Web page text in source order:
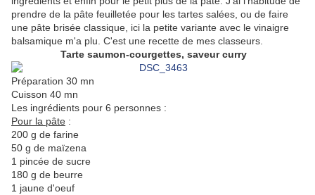
prendre de la pâte feuilletée pour les tartes salées, ou de faire
une pâte brisée classique, ici la petite variante avec le vinaigre
balsamique m'a plu. C'est une recette de mes classeurs.
Tarte saumon-courgettes, saveur curry
Préparation 30 mn
Cuisson 40 mn
Les ingrédients pour 6 personnes :
Pour la pâte :
200 g de farine
50 g de maïzena
1 pincée de sucre
180 g de beurre
1 jaune d'oeuf